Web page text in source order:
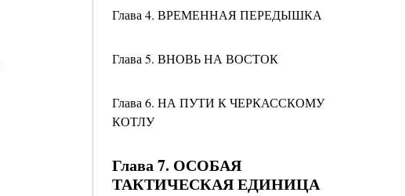
Глава 4. ВРЕМЕННАЯ ПЕРЕДЫШКА
Глава 5. ВНОВЬ НА ВОСТОК
Глава 6. НА ПУТИ К ЧЕРКАССКОМУ
КОТЛУ
Глава 7. ОСОБАЯ
ТАКТИЧЕСКАЯ ЕДИНИЦА